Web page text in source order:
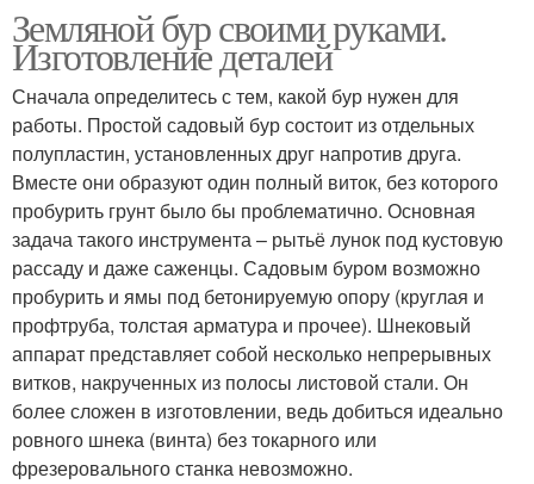
Земляной бур своими руками.
Изготовление деталей
Сначала определитесь с тем, какой бур нужен для
работы. Простой садовый бур состоит из отдельных
полупластин, установленных друг напротив друга.
Вместе они образуют один полный виток, без которого
пробурить грунт было бы проблематично. Основная
задача такого инструмента – рытьё лунок под кустовую
рассаду и даже саженцы. Садовым буром возможно
пробурить и ямы под бетонируемую опору (круглая и
профтруба, толстая арматура и прочее). Шнековый
аппарат представляет собой несколько непрерывных
витков, накрученных из полосы листовой стали. Он
более сложен в изготовлении, ведь добиться идеально
ровного шнека (винта) без токарного или
фрезеровального станка невозможно.